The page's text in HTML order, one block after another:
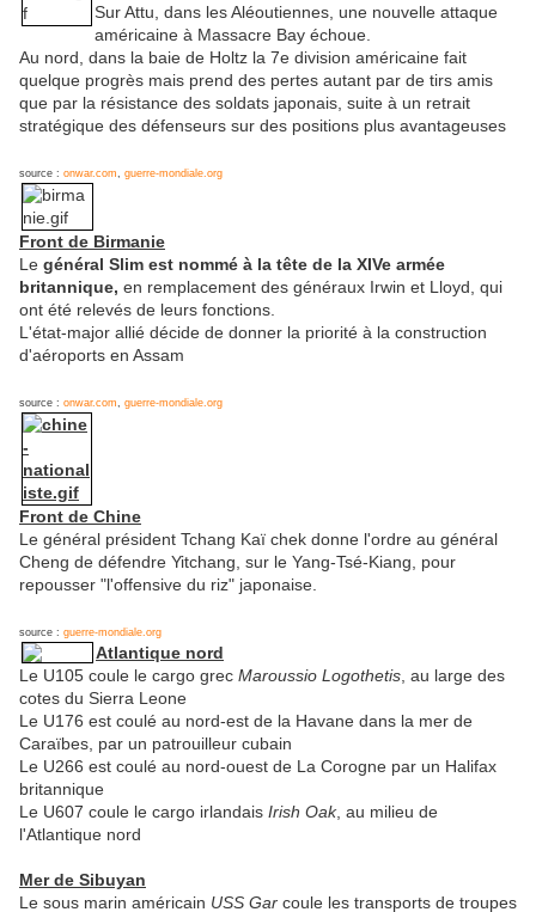
Sur Attu, dans les Aléoutiennes, une nouvelle attaque
américaine à Massacre Bay échoue.
Au nord, dans la baie de Holtz la 7e division américaine fait
quelque progrès mais prend des pertes autant par de tirs amis
que par la résistance des soldats japonais, suite à un retrait
stratégique des défenseurs sur des positions plus avantageuses
source : onwar.com guerre-mondiale.org
Front de Birmanie
Le général Slim est nommé à la tête de la XIVe armée
britannique, en remplacement des généraux Irwin et Lloyd, qui
ont été relevés de leurs fonctions.
L'état-major allié décide de donner la priorité à la construction
d'aéroports en Assam
source : onwar.com guerre-mondiale.org
Front de Chine
Le général président Tchang Kaï chek donne l'ordre au général
Cheng de défendre Yitchang, sur le Yang-Tsé-Kiang, pour
repousser "l'offensive du riz" japonaise.
source : guerre-mondiale.org
Atlantique nord
Le U105 coule le cargo grec Maroussio Logothetis , au large des
cotes du Sierra Leone
Le U176 est coulé au nord-est de la Havane dans la mer de
Caraïbes, par un patrouilleur cubain
Le U266 est coulé au nord-ouest de La Corogne par un Halifax
britannique
Le U607 coule le cargo irlandais Irish Oak, au milieu de
l'Atlantique nord
Mer de Sibuyan
Le sous marin américain USS Gar coule les transports de troupes